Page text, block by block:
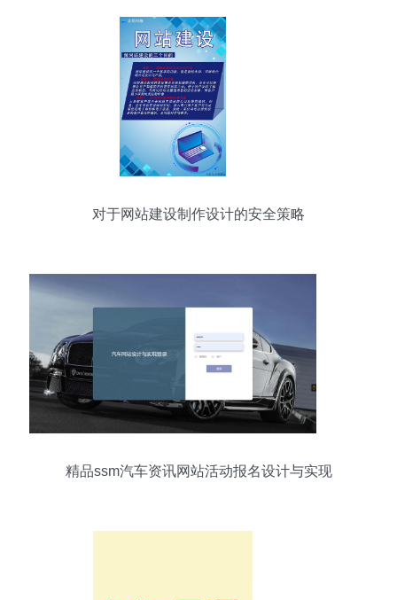
对于网站建设制作设计的安全策略
精品ssm汽车资讯网站活动报名设计与实现